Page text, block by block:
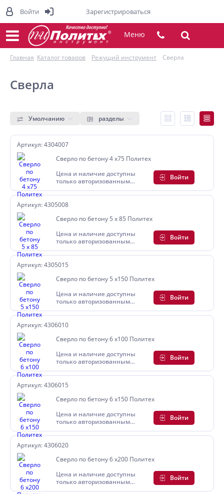
Меню
Главная Каталог товаров Режущий инструмент Сверла
Сверла
Умолчанию разделы
Артикул: 4304007
Сверло по бетону 4 х75 Политех
Цена и наличие доступны
только авторизованным
пользователям
Войти
Артикул: 4305008
Сверло по бетону 5 х 85 Политех
Цена и наличие доступны
только авторизованным
пользователям
Войти
Артикул: 4305015
Сверло по бетону 5 х150 Политех
Цена и наличие доступны
только авторизованным
пользователям
Войти
Артикул: 4306010
Сверло по бетону 6 х100 Политех
Цена и наличие доступны
только авторизованным
пользователям
Войти
Артикул: 4306015
Сверло по бетону 6 х150 Политех
Цена и наличие доступны
только авторизованным
пользователям
Войти
Артикул: 4306020
Сверло по бетону 6 х200 Политех
Цена и наличие доступны
только авторизованным
пользователям
Войти
Войти Зарегистрироваться